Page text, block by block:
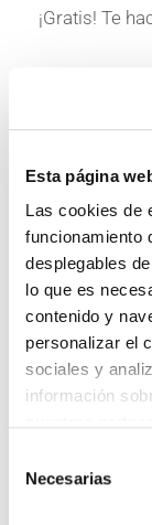
Esta página
Las cookies de
funcionamiento
desplegables
lo que es
contenido y
personalizar el
sociales y
información
Necesarias
¡Gratis! Te
Haz
Haz
Ven